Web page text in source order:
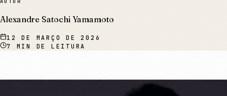
Alexandre Satochi Yamamoto
12 DE MARÇO DE 2026
7
MIN DE LEITURA